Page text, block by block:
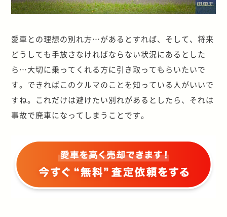
愛車との理想の別れ方…があるとすれば、そして、将来
どうしても手放さなければならない状況にあるとした
ら…大切に乗ってくれる方に引き取ってもらいたいで
す。できればこのクルマのことを知っている人がいいで
すね。これだけは避けたい別れがあるとしたら、それは
事故で廃車になってしまうことです。